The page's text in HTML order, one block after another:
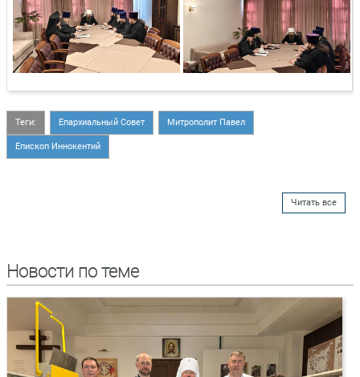
Теги: Епархиальный Совет Митрополит Павел
Епископ Иннокентий
Читать все
Новости по теме